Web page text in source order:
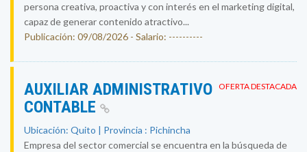
persona creativa, proactiva y con interés en el marketing digital,
capaz de generar contenido atractivo...
Publicación: 09/08/2026 - Salario: ----------
OFERTA DESTACADA
AUXILIAR ADMINISTRATIVO
CONTABLE
Ubicación: Quito | Provincia : Pichincha
Empresa del sector comercial se encuentra en la búsqueda de